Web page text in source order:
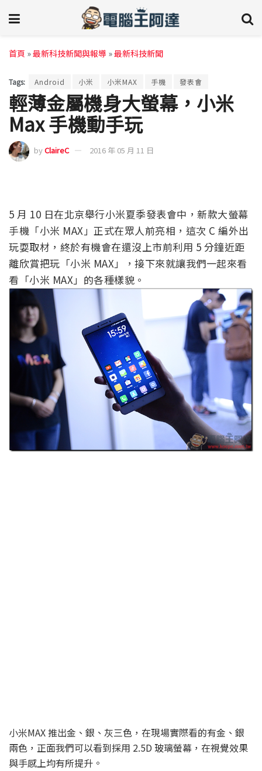
首頁 »最新科技新聞與報導 »最新科技新聞
Tags: Android 小米 小米MAX 手機 發表會
輕薄金屬機身大螢幕，小米
Max 手機動手玩
byClaireC 2016 年 05 月 11 日
5 月 10 日在北京舉行小米夏季發表會中，新款大螢幕
手機「小米 MAX」正式在眾人前亮相，這次 C 編外出
玩耍取材，終於有機會在還沒上市前利用 5 分鐘近距
離欣賞把玩「小米 MAX」，接下來就讓我們一起來看
看「小米 MAX」的各種樣貌。
小米MAX 推出金、銀、灰三色，在現場實際看的有金、銀
兩色，正面我們可以看到採用 2.5D 玻璃螢幕，在視覺效果
與手感上均有所提升。